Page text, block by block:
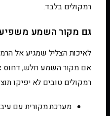
רמקולים בלבד.
גם מקור השמע
לאיכות הצליל שמגיע אל
אם מקור השמע חלש, דחוס
רמקולים טובים לא יפיקו
מערכת מקורית עם